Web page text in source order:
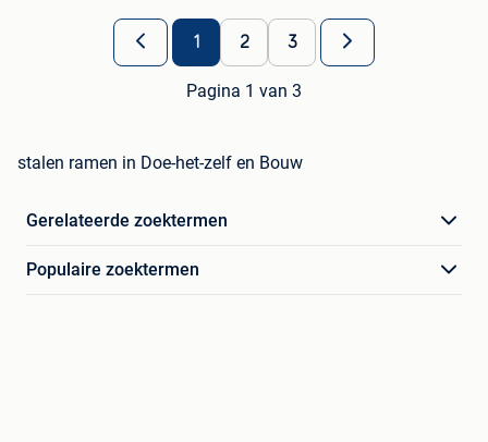
1 2 3
Pagina 1 van 3
stalen ramen in Doe-het-zelf en Bouw
Gerelateerde zoektermen
Populaire zoektermen